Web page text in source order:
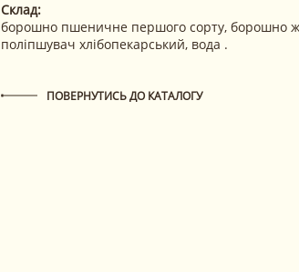
Склад:
борошно пшеничне першого сорту, борошно
поліпшувач хлібопекарський, вода .
ПОВЕРНУТИСЬ ДО КАТАЛОГУ